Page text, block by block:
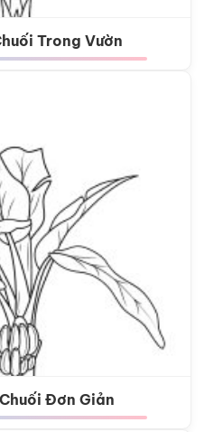
Trong Vườn
Đơn Giản